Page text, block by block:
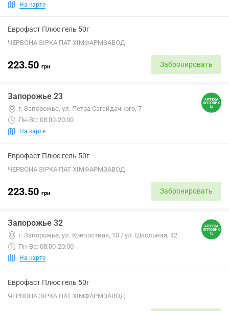
На карте
Еврофаст Плюс гель 50г
ЧЕРВОНА ЗІРКА ПАТ ХІМФАРМЗАВОД
223.50 грн Забронировать
Запорожье 23
г. Запорожье, ул. Петра Сагайдачного, 7
Пн-Вс: 08:00-20:00
На карте
Еврофаст Плюс гель 50г
ЧЕРВОНА ЗІРКА ПАТ ХІМФАРМЗАВОД
223.50 грн Забронировать
Запорожье 32
г. Запорожье, ул. Крепостная, 10 / ул. Школьная, 42
Пн-Вс: 08:00-20:00
На карте
Еврофаст Плюс гель 50г
ЧЕРВОНА ЗІРКА ПАТ ХІМФАРМЗАВОД